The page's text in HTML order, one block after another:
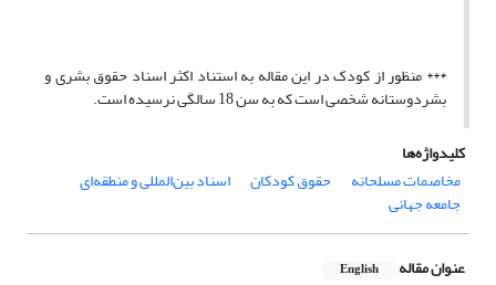
*** منظور از کودک در این مقاله به استناد اکثر اسناد حقوق بشری و
بشردوستانه شخصی است که به سن 18 سالگی نرسیده است.
کلیدواژه‌ها
مخاصمات مسلحانه
حقوق کودکان اسناد بین‌المللی و منطقه‌ای
جامعه جهانی
عنوان مقاله English